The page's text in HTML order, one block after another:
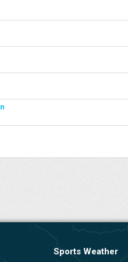
Sports Weather